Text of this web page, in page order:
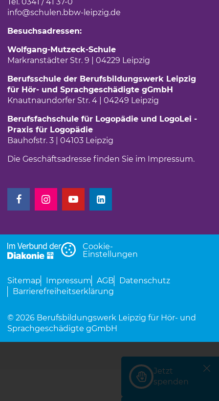
Jetzt
spenden
(Link öffnet einen
info@schulen.bbw-leipzig.de
Besuchsadressen:
Wolfgang-Mutzeck-Schule
Markranstädter Str. 9 | 04229 Leipzig
Berufsschule der Berufsbildungswerk Leipzig
für Hör- und Sprachgeschädigte gGmbH
Knautnaundorfer Str. 4 | 04249 Leipzig
Berufsfachschule für Logopädie und LogoLei -
Praxis für Logopädie
Bauhofstr. 3 | 04103 Leipzig
Die Geschäftsadresse finden Sie im Impressum(Link
.
(Link öffnet einen neuen Tab)
(Link öffnet einen neuen Tab)
(Link öffnet einen neuen Tab)
(Link öffnet einen neuen Tab)
Cookie-
Einstellungen
Sitemap Impressum AGB
Datenschutz
Barrierefreiheitserklärung
© 2026 Berufsbildungswerk Leipzig für Hör- und
Sprachgeschädigte gGmbH